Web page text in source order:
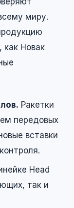
миру.
как Новак
Ракетки
передовых
вставки
Head
так и